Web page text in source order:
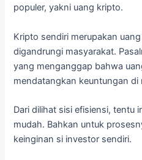
populer, yakni uang kripto.
Kripto sendiri merupakan
digandrungi masyarakat.
yang menganggap bahwa
mendatangkan keuntungan di
Dari dilihat sisi efisiensi, tentu
mudah. Bahkan untuk
keinginan si investor sendiri.